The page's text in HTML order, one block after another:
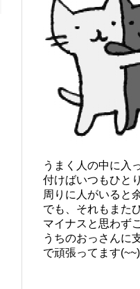
うまく人の中に入
付けばいつもひと
周りに人がいると
でも、それもまた
マイナスと思わず
うちのおっさんに
で頑張ってます